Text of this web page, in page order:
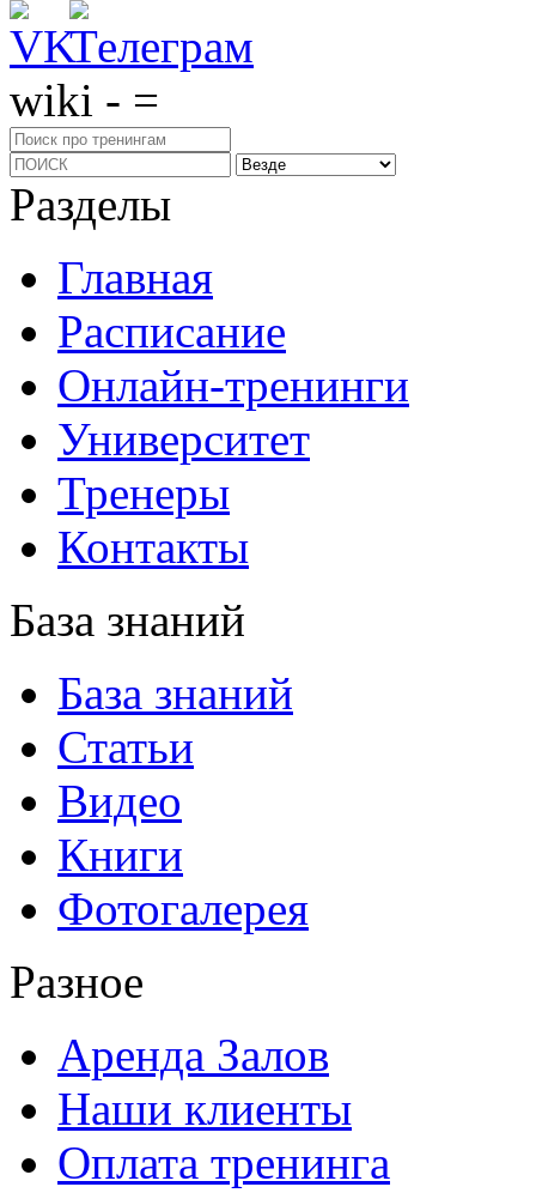
wiki - =
Разделы
Главная
Расписание
Онлайн-тренинги
Университет
Тренеры
Контакты
База знаний
База знаний
Статьи
Видео
Книги
Фотогалерея
Разное
Аренда Залов
Наши клиенты
Оплата тренинга